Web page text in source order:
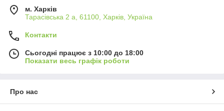
м. Харків
Тарасівська 2 а, 61100, Харків, Україна
Контакти
Сьогодні працює з 10:00 до 18:00
Показати весь графік роботи
Про нас